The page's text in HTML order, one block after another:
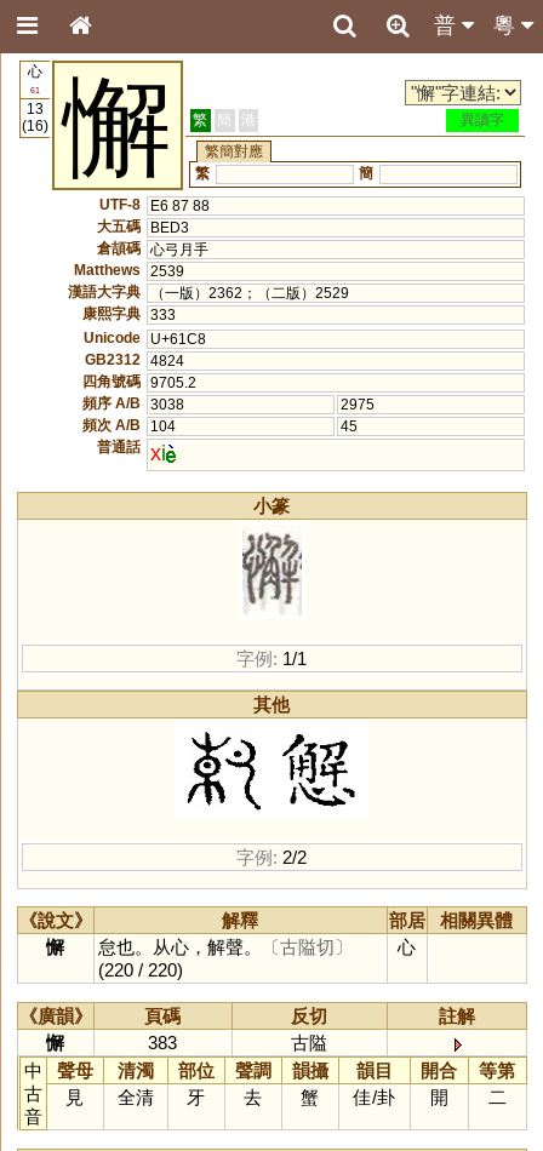
粵
普
心
61
13
(16)
懈 繁 簡 港
異讀字
繁簡對應
繁
簡
UTF-8
E6 87 88
大五碼
BED3
倉頡碼 心弓月手
Matthews
2539
漢語大字典
（一版）2362；（二版）2529
康熙字典 333
Unicode
U+61C8
GB2312
4824
四角號碼 9705.2
頻序 A/B
3038
2975
頻次 A/B
104
45
普通話 xi
小篆
字例: 1/1
其他
字例: 2/2
《說文》 解釋 部居
相關異體
懈
怠也。从心，解聲。
〔古隘切〕
(220 / 220)
心
《廣韻》 頁碼 反切
註解
懈
383
古隘
中
古
音
聲母 清濁 部位 聲調 韻攝 韻目 開合
等第
見
全清 牙 去 蟹 佳/卦 開 二